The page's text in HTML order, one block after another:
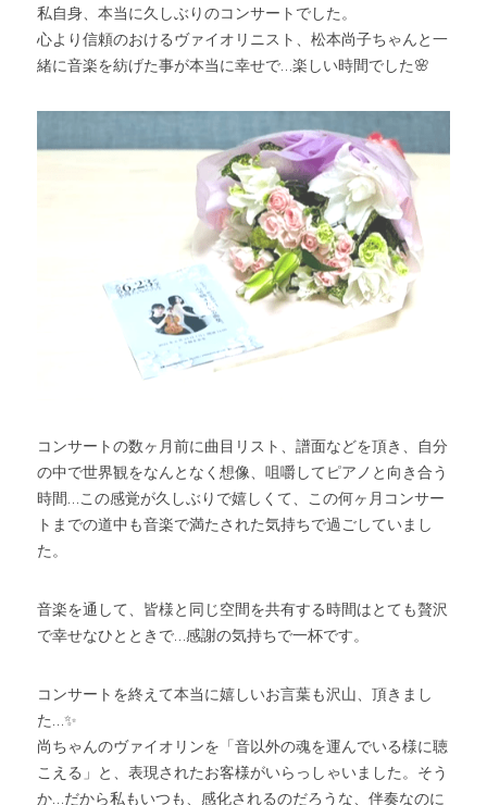
私自身、本当に久しぶりのコンサートでした。
心より信頼のおけるヴァイオリニスト、松本尚子ちゃんと一
緒に音楽を紡げた事が本当に幸せで…楽しい時間でした🌸
コンサートの数ヶ月前に曲目リスト、譜面などを頂き、自分
の中で世界観をなんとなく想像、咀嚼してピアノと向き合う
時間…この感覚が久しぶりで嬉しくて、この何ヶ月コンサー
トまでの道中も音楽で満たされた気持ちで過ごしていまし
た。
音楽を通して、皆様と同じ空間を共有する時間はとても贅沢
で幸せなひとときで…感謝の気持ちで一杯です。
コンサートを終えて本当に嬉しいお言葉も沢山、頂きまし
た…✨
尚ちゃんのヴァイオリンを「音以外の魂を運んでいる様に聴
こえる」と、表現されたお客様がいらっしゃいました。そう
か…だから私もいつも、感化されるのだろうな、伴奏なのに